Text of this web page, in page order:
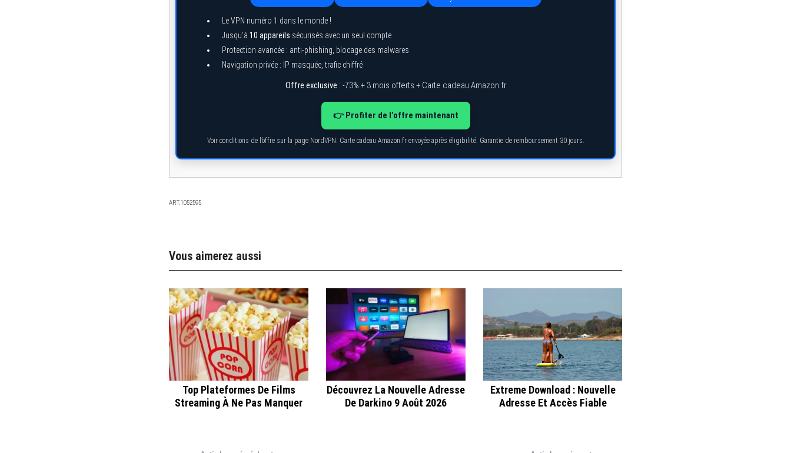
Le VPN numéro 1 dans le monde !
Jusqu’à 10 appareils sécurisés avec un seul compte
Protection avancée : anti-phishing, blocage des malwares
Navigation privée : IP masquée, trafic chiffré
Offre exclusive : -73% + 3 mois offerts + Carte cadeau Amazon.fr
👉 Profiter de l’offre maintenant
Voir conditions de l’offre sur la page NordVPN. Carte cadeau Amazon.fr envoyée après éligibilité. Garantie de remboursement 30 jours.
ART.1052595
Vous aimerez aussi
Top Plateformes De Films
Streaming À Ne Pas Manquer
Découvrez La Nouvelle Adresse
De Darkino 9 Août 2026
Extreme Download : Nouvelle
Adresse Et Accès Fiable